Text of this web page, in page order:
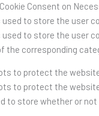
Consent on
used to store the user
used to store the user
corresponding
to protect the
to protect the
to store whether or